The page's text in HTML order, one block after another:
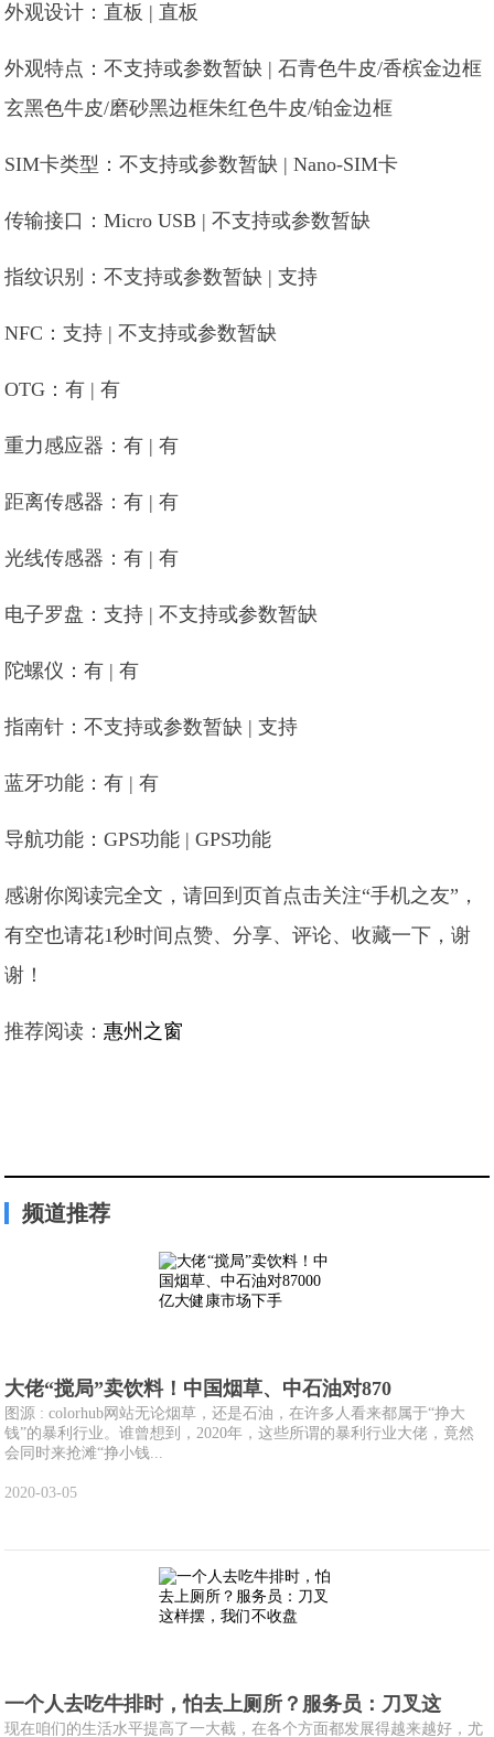
外观设计：直板 | 直板
外观特点：不支持或参数暂缺 | 石青色牛皮/香槟金边框
玄黑色牛皮/磨砂黑边框朱红色牛皮/铂金边框
SIM卡类型：不支持或参数暂缺 | Nano-SIM卡
传输接口：Micro USB | 不支持或参数暂缺
指纹识别：不支持或参数暂缺 | 支持
NFC：支持 | 不支持或参数暂缺
OTG：有 | 有
重力感应器：有 | 有
距离传感器：有 | 有
光线传感器：有 | 有
电子罗盘：支持 | 不支持或参数暂缺
陀螺仪：有 | 有
指南针：不支持或参数暂缺 | 支持
蓝牙功能：有 | 有
导航功能：GPS功能 | GPS功能
感谢你阅读完全文，请回到页首点击关注“手机之友”，
有空也请花1秒时间点赞、分享、评论、收藏一下，谢
谢！
推荐阅读：惠州之窗
频道推荐
大佬“搅局”卖饮料！中国烟草、中石油对870
图源 : colorhub网站无论烟草，还是石油，在许多人看来都属于“挣大
钱”的暴利行业。谁曾想到，2020年，这些所谓的暴利行业大佬，竟然
会同时来抢滩“挣小钱...
2020-03-05
一个人去吃牛排时，怕去上厕所？服务员：刀叉这
现在咱们的生活水平提高了一大截，在各个方面都发展得越来越好，尤